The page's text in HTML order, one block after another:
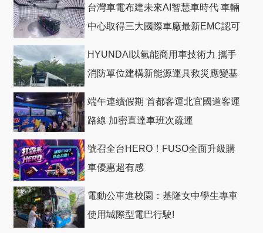
台灣車電布建未來AI智慧車時代 車輛
中心取得三大國際車廠最新EMC認可
HYUNDAI以氫能商用車技術力 攜手
消防單位建構新能源運具救災應變基
端午連續假期 首都客運北宜國道客運
路線 加密直達車班次疏運
號召全台HERO！FUSO全面升級購
車優惠超有感
電動公車進校園：基隆女中學生專車
使用城際型電巴行駛!